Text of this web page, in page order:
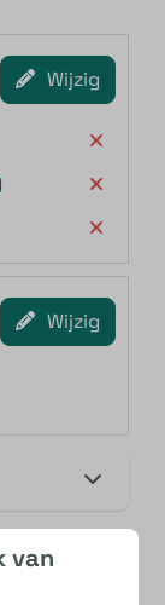
Wijzig
Wijzig
van